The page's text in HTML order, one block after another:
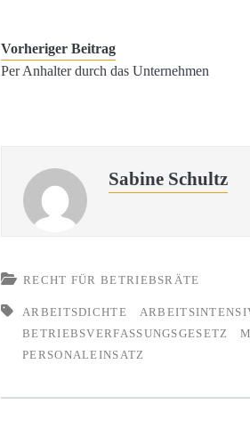
Vorheriger Beitrag
Per Anhalter durch das Unternehmen
Sabine Schultz
RECHT FÜR BETRIEBSRÄTE
ARBEITSDICHTE
BETRIEBSVERFASSUNGSGESETZ
PERSONALEINSATZ